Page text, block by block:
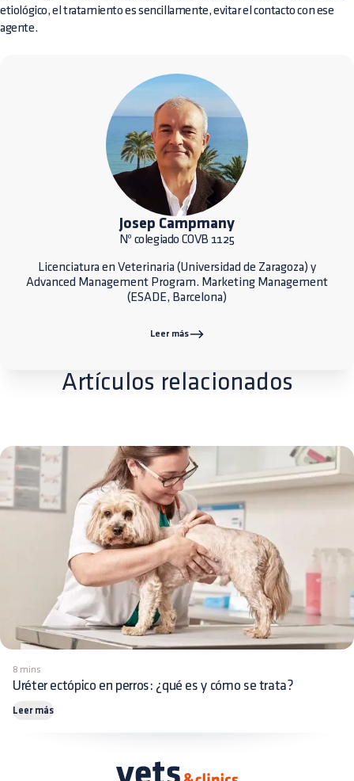
etiológico, el tratamiento es sencillamente, evitar el contacto con ese
agente.
Josep Campmany
Nº colegiado COVB 1125
Licenciatura en Veterinaria (Universidad de Zaragoza) y
Advanced Management Program. Marketing Management
(ESADE, Barcelona)
Leer más
Artículos relacionados
8 mins
Uréter ectópico en perros: ¿qué es y cómo se trata?
Leer más